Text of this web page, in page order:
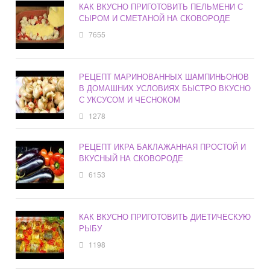
КАК ВКУСНО ПРИГОТОВИТЬ ПЕЛЬМЕНИ С
СЫРОМ И СМЕТАНОЙ НА СКОВОРОДЕ
7655
РЕЦЕПТ МАРИНОВАННЫХ ШАМПИНЬОНОВ
В ДОМАШНИХ УСЛОВИЯХ БЫСТРО ВКУСНО
С УКСУСОМ И ЧЕСНОКОМ
1278
РЕЦЕПТ ИКРА БАКЛАЖАННАЯ ПРОСТОЙ И
ВКУСНЫЙ НА СКОВОРОДЕ
6153
КАК ВКУСНО ПРИГОТОВИТЬ ДИЕТИЧЕСКУЮ
РЫБУ
1198